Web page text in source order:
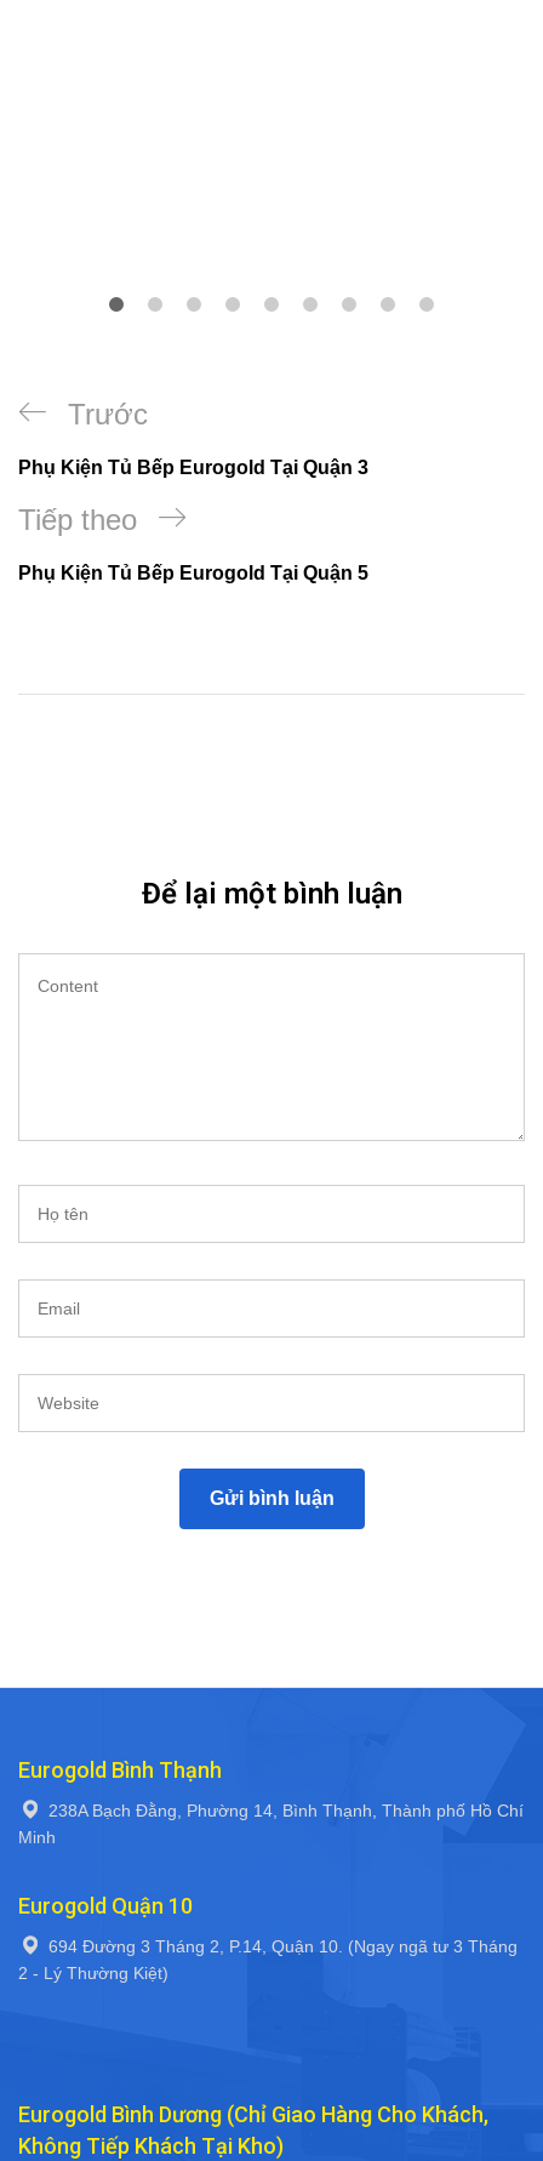
Trước
Phụ Kiện Tủ Bếp Eurogold Tại Quận 3
Tiếp theo
Phụ Kiện Tủ Bếp Eurogold Tại Quận 5
Để lại một bình luận
Eurogold Bình Thạnh
238A Bạch Đằng, Phường 14, Bình Thạnh, Thành phố Hồ Chí
Minh
Eurogold Quận 10
694 Đường 3 Tháng 2, P.14, Quận 10. (Ngay ngã tư 3 Tháng
2 - Lý Thường Kiệt)
Eurogold Bình Dương (Chỉ Giao Hàng Cho Khách,
Không Tiếp Khách Tại Kho)